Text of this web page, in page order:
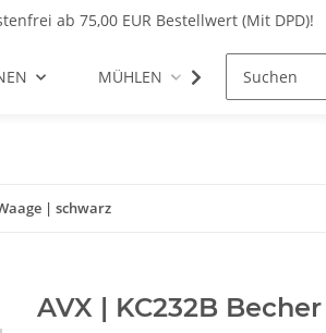
ab 75,00 EUR Bestellwert (Mit DPD)!
MÜHLEN REINIGUNG
| schwarz
AVX | KC232B